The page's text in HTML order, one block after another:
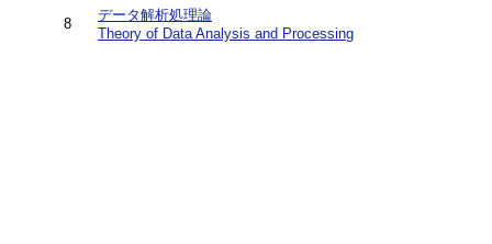
8
データ解析処理論
Theory of Data Analysis and Processing